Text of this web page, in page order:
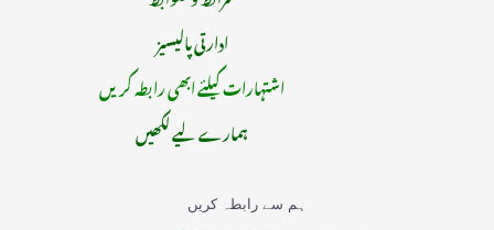
ادارتی پالیسیز
اشتہارات کیلئے ابھی رابطہ کریں
ہمارے لیے لکھیں
ہم سے رابطہ کریں